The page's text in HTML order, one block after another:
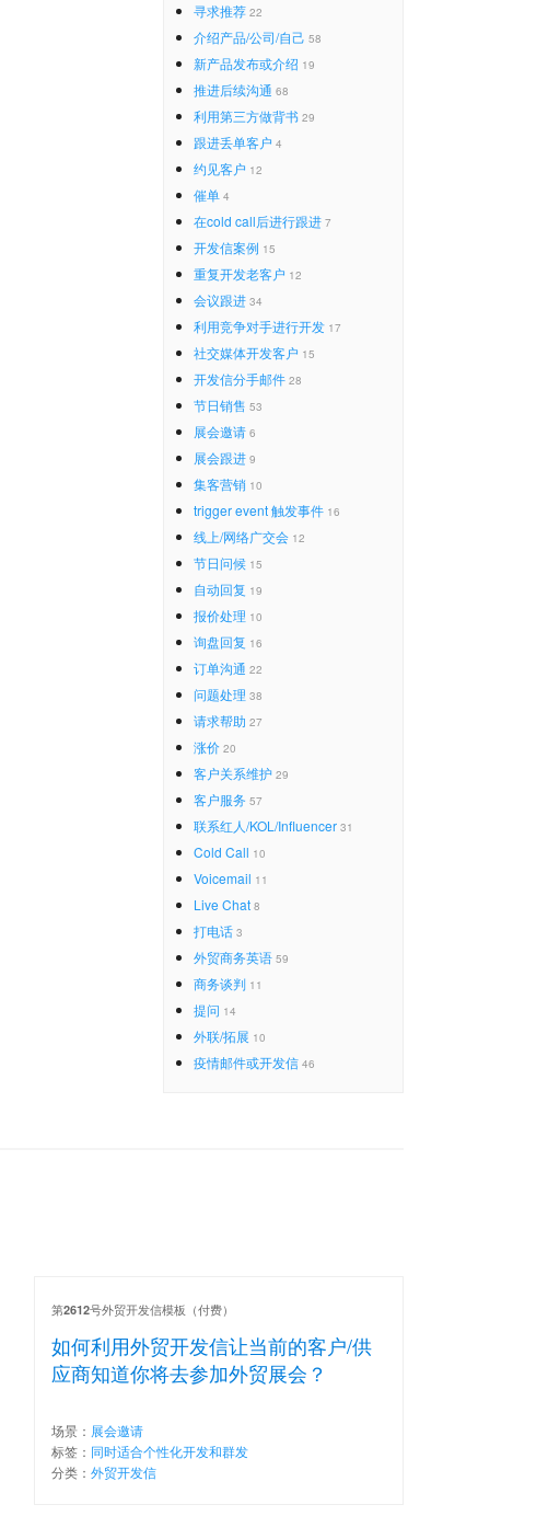
寻求推荐 22
介绍产品/公司/自己 58
新产品发布或介绍 19
推进后续沟通 68
利用第三方做背书 29
跟进丢单客户 4
约见客户 12
催单 4
在cold call后进行跟进 7
开发信案例 15
重复开发老客户 12
会议跟进 34
利用竞争对手进行开发 17
社交媒体开发客户 15
开发信分手邮件 28
节日销售 53
展会邀请 6
展会跟进 9
集客营销 10
trigger event 触发事件 16
线上/网络广交会 12
节日问候 15
自动回复 19
报价处理 10
询盘回复 16
订单沟通 22
问题处理 38
请求帮助 27
涨价 20
客户关系维护 29
客户服务 57
联系红人/KOL/Influencer 31
Cold Call 10
Voicemail 11
Live Chat 8
打电话 3
外贸商务英语 59
商务谈判 11
提问 14
外联/拓展 10
疫情邮件或开发信 46
如何利用外贸开发信让当前的客户/供
应商知道你将去参加外贸展会？
第2612号外贸开发信模板（付费）
场景： 展会邀请
标签： 同时适合个性化开发和群发
分类： 外贸开发信